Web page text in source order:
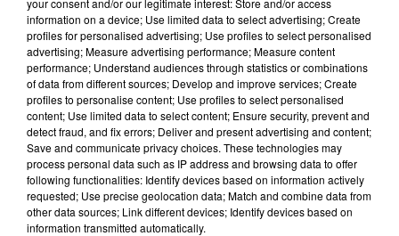
TITRES DIFFUSÉS
10h18
10h18 10h16
10h16
your consent and/or our legitimate interest: Store and/or access
information on a device; Use limited data to select advertising; Create
profiles for personalised advertising; Use profiles to select personalised
advertising; Measure advertising performance; Measure content
performance; Understand audiences through statistics or combinations
of data from different sources; Develop and improve services; Create
profiles to personalise content; Use profiles to select personalised
content; Use limited data to select content; Ensure security, prevent and
detect fraud, and fix errors; Deliver and present advertising and content;
Save and communicate privacy choices. These technologies may
process personal data such as IP address and browsing data to offer
following functionalities: Identify devices based on information actively
requested; Use precise geolocation data; Match and combine data from
other data sources; Link different devices; Identify devices based on
information transmitted automatically.